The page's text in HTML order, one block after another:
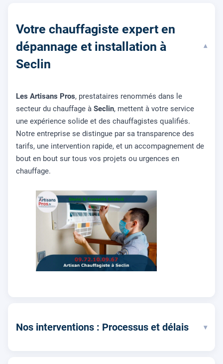
Votre chauffagiste expert en
dépannage et installation à
Seclin
▾
Les Artisans Pros, prestataires renommés dans le
secteur du chauffage à Seclin, mettent à votre service
une expérience solide et des chauffagistes qualifiés.
Notre entreprise se distingue par sa transparence des
tarifs, une intervention rapide, et un accompagnement de
bout en bout sur tous vos projets ou urgences en
chauffage.
Nos interventions : Processus et délais ▾